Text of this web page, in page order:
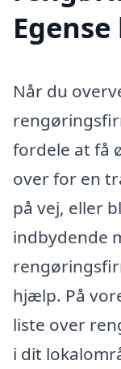
Når du
fordele at få
over for en
på vej, eller
indbydende
hjælp. På
liste over
i dit